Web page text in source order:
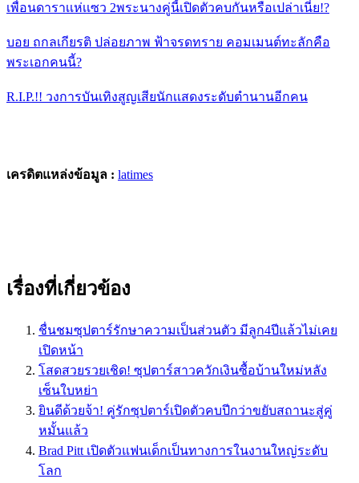
เพื่อนดาราเเห่เเซว 2พระนางคู่นี้เปิดตัวคบกันหรือเปล่าเนี่ย!?
บอย ถกลเกียรติ ปล่อยภาพ ฟ้าจรดทราย คอมเมนต์ทะลักคือ
พระเอกคนนี้?
R.I.P.!! วงการบันเทิงสูญเสียนักเเสดงระดับตำนานอีกคน
เครดิตแหล่งข้อมูล : latimes
เรื่องที่เกี่ยวข้อง
ชื่นชมซุปตาร์รักษาความเป็นส่วนตัว มีลูก4ปีแล้วไม่เคย
เปิดหน้า
โสดสวยรวยเชิด! ซุปตาร์สาวควักเงินซื้อบ้านใหม่หลัง
เซ็นใบหย่า
ยินดีด้วยจ้า! คู่รักซุปตาร์เปิดตัวคบปีกว่าขยับสถานะสู่คู่
หมั้นแล้ว
Brad Pitt เปิดตัวแฟนเด็กเป็นทางการในงานใหญ่ระดับ
โลก